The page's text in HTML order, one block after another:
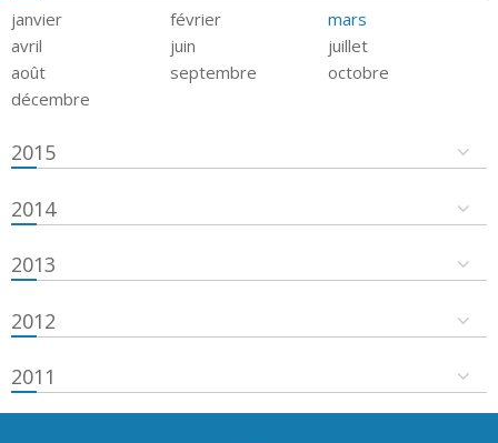
janvier février
mars
avril
juin
juillet
août
septembre
octobre
décembre
2015
2014
2013
2012
2011